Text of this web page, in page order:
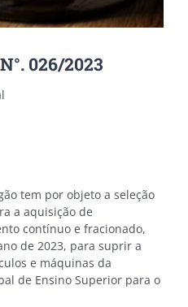
026/2023
tem por objeto a seleção
a aquisição de
contínuo e fracionado,
de 2023, para suprir a
e máquinas da
de Ensino Superior para o